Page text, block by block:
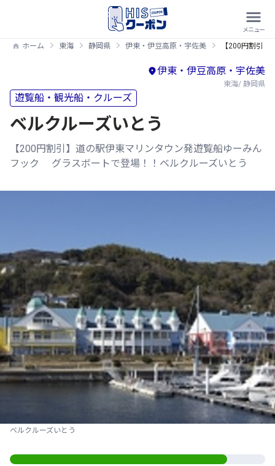
ホーム 東海 静岡県 伊東・伊豆高原・宇佐美 【200円割引
伊東・伊豆高原・宇佐美
東海/ 静岡県
遊覧船・観光船・クルーズ
ベルクルーズいとう
【200円割引】道の駅伊東マリンタウン発遊覧船ゆーみん
フック グラスボートで登場！！ベルクルーズいとう
ベルクルーズいとう